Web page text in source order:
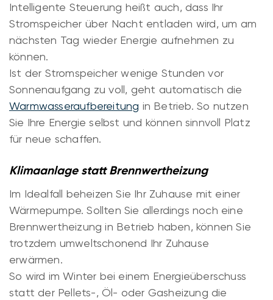
Intelligente Steuerung heißt auch, dass Ihr
Stromspeicher über Nacht entladen wird, um am
nächsten Tag wieder Energie aufnehmen zu
können.
Ist der Stromspeicher wenige Stunden vor
Sonnenaufgang zu voll, geht automatisch die
Warmwasseraufbereitung in Betrieb. So nutzen
Sie Ihre Energie selbst und können sinnvoll Platz
für neue schaffen.
Klimaanlage statt Brennwertheizung
Im Idealfall beheizen Sie Ihr Zuhause mit einer
Wärmepumpe. Sollten Sie allerdings noch eine
Brennwertheizung in Betrieb haben, können Sie
trotzdem umweltschonend Ihr Zuhause
erwärmen.
So wird im Winter bei einem Energieüberschuss
statt der Pellets-, Öl- oder Gasheizung die